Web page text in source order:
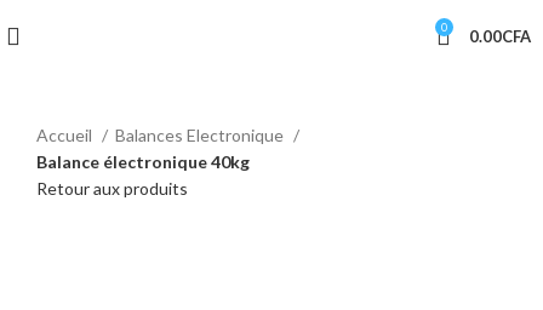
0 0.00CFA
Accueil
Balances Electronique
Balance électronique 40kg
Retour aux produits